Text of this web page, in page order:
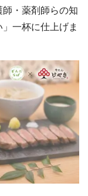
・薬剤師らの知
一杯に仕上げま